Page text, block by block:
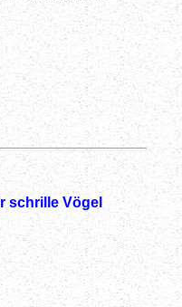
schrille Vögel